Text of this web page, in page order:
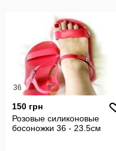
36
150 грн
Розовые силиконовые
босоножки 36 - 23.5см